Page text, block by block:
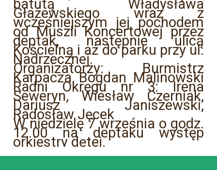
batutą Władysława
Głażewskiego wraz z
wcześniejszym jej pochodem
od Muszli Koncertowej przez
deptak, następnie ulicą
Kościelną i aż do parku przy ul.
Nadrzecznej.
Organizatorzy: Burmistrz
Karpacza Bogdan Malinowski
Radni Okręgu nr 3: Irena
Seweryn, Wiesław Czerniak,
Dariusz Janiszewski,
Radosław Jęcek
W niedzielę 7 września o godz.
12.00 na deptaku występ
orkiestry dętej.